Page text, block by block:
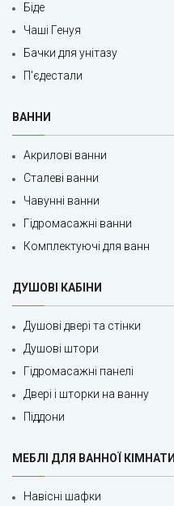
Біде
Чаші Генуя
Бачки для унітазу
П'єдестали
ВАННИ
Акрилові ванни
Сталеві ванни
Чавунні ванни
Гідромасажні ванни
Комплектуючі для ванн
ДУШОВІ КАБІНИ
Душові двері та стінки
Душові штори
Гідромасажні панелі
Двері і шторки на ванну
Піддони
МЕБЛІ ДЛЯ ВАННОЇ КІМНАТИ
Навісні шафки